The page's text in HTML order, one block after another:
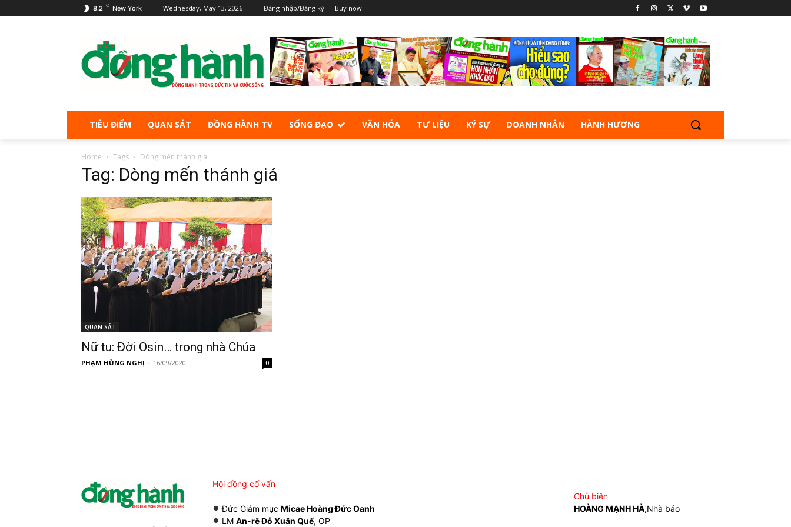
8.2 C New York Wednesday, May 13, 2026 Đăng nhập/Đăng ký Buy now!
TIÊU ĐIỂM QUAN SÁT ĐỒNG HÀNH TV SỐNG ĐẠO VĂN HÓA TƯ LIỆU KÝ SỰ DOANH NHÂN HÀNH HƯƠNG
Home Tags Dòng mến thánh giá
Tag: Dòng mến thánh giá
QUAN SÁT
Nữ tu: Đời Osin… trong nhà Chúa
PHẠM HÙNG NGHỊ - 16/09/2020 0
Hội đồng cố vấn
Đức Giám mụcMicae Hoàng Đức Oanh
LMAn-rê Đỗ Xuân Quế, OP
Chủ biên
HOÀNG MẠNH HÀ,Nhà báo